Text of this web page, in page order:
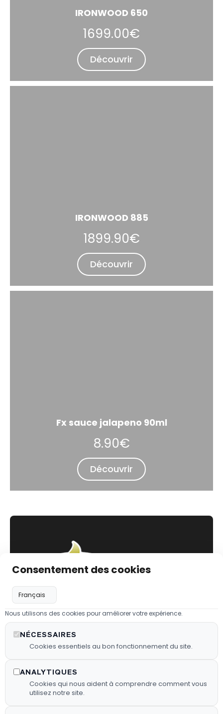
IRONWOOD 650
1699.00€
Découvrir
IRONWOOD 885
1899.90€
Découvrir
Fx sauce jalapeno 90ml
8.90€
Découvrir
Les
Barbecues
barbecues
Les granulés
Politique de
Mentions
légales
03 44 64 56
yann@fyg-
Consentement des cookies
Nous utilisons des cookies pour améliorer votre expérience.
NÉCESSAIRES
Cookies essentiels au bon fonctionnement du site.
ANALYTIQUES
Cookies qui nous aident à comprendre comment vous
utilisez notre site.